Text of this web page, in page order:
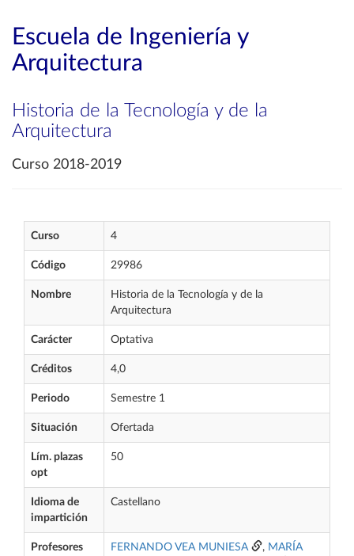
Escuela de Ingeniería y
Arquitectura
Historia de la Tecnología y de la
Arquitectura
Curso 2018-2019
Curso 4
Código 29986
Nombre
Historia de la Tecnología y de la
Arquitectura
Carácter Optativa
Créditos 4,0
Periodo Semestre 1
Situación Ofertada
Lím. plazas
opt
50
Idioma de
impartición
Castellano
Profesores FERNANDO VEA MUNIESA , MARÍA